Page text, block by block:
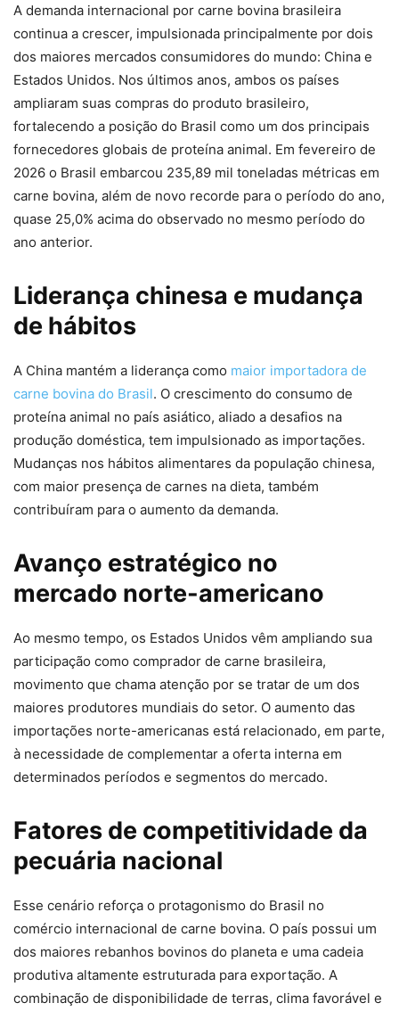
A demanda internacional por carne bovina brasileira
continua a crescer, impulsionada principalmente por dois
dos maiores mercados consumidores do mundo: China e
Estados Unidos. Nos últimos anos, ambos os países
ampliaram suas compras do produto brasileiro,
fortalecendo a posição do Brasil como um dos principais
fornecedores globais de proteína animal. Em fevereiro de
2026 o Brasil embarcou 235,89 mil toneladas métricas em
carne bovina, além de novo recorde para o período do ano,
quase 25,0% acima do observado no mesmo período do
ano anterior.
Liderança chinesa e mudança
de hábitos
A China mantém a liderança como maior importadora de
carne bovina do Brasil. O crescimento do consumo de
proteína animal no país asiático, aliado a desafios na
produção doméstica, tem impulsionado as importações.
Mudanças nos hábitos alimentares da população chinesa,
com maior presença de carnes na dieta, também
contribuíram para o aumento da demanda.
Avanço estratégico no
mercado norte-americano
Ao mesmo tempo, os Estados Unidos vêm ampliando sua
participação como comprador de carne brasileira,
movimento que chama atenção por se tratar de um dos
maiores produtores mundiais do setor. O aumento das
importações norte-americanas está relacionado, em parte,
à necessidade de complementar a oferta interna em
determinados períodos e segmentos do mercado.
Fatores de competitividade da
pecuária nacional
Esse cenário reforça o protagonismo do Brasil no
comércio internacional de carne bovina. O país possui um
dos maiores rebanhos bovinos do planeta e uma cadeia
produtiva altamente estruturada para exportação. A
combinação de disponibilidade de terras, clima favorável e